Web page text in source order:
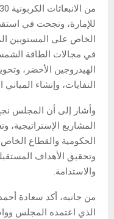
للإمارة، ونجحت في
الخاص على المستويين
في مجالات الطاقة
الهيدروجين الأخضر،
النفايات، وإنشاء
وأشار إلى أن المجلس
المشاريع الإستراتيجية،
الحكومية والقطاع
وتحقيق الأهداف
والاستدامة.
من جانبه، أكد سعادة
الذي اعتمده المجلس